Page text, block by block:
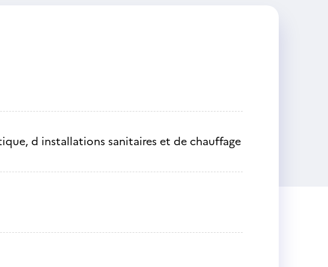
d installations sanitaires et de chauffage